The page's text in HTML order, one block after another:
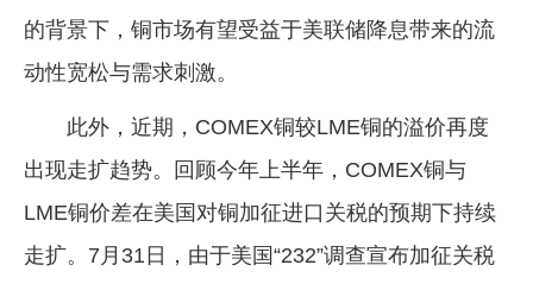
的背景下，铜市场有望受益于美联储降息带来的流
动性宽松与需求刺激。
此外，近期，COMEX铜较LME铜的溢价再度
出现走扩趋势。回顾今年上半年，COMEX铜与
LME铜价差在美国对铜加征进口关税的预期下持续
走扩。7月31日，由于美国“232”调查宣布加征关税